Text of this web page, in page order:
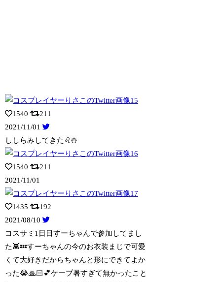
1540
211
2021/11/01
ししらみしてきた♌️☃️
1540
211
2021/11/01
1435
192
2021/08/10
コスサミ1日目すーちゃんで参加してまし
た👾💤すーちゃんの今のお衣装まじで可愛
くて大好きだからちゃんと形にできてよか
った😭🙏🏻💕ケープ暑すぎて無かったこと